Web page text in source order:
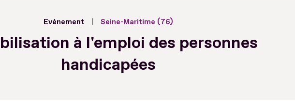
Evénement Seine-Maritime (76)
à l'emploi des personnes
handicapées